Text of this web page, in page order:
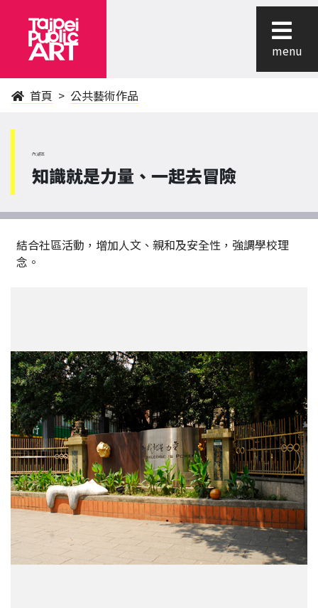
menu
首頁 公共藝術作品
內湖區
知識就是力量、一起去冒險
結合社區活動，增加人文、親和及安全性，強調學校理
念。